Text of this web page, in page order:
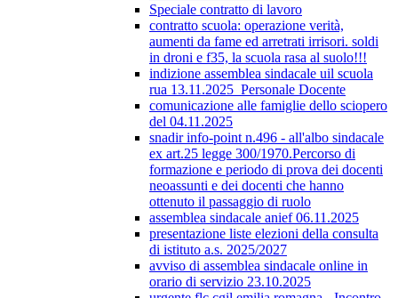
Speciale contratto di lavoro
contratto scuola: operazione verità,
aumenti da fame ed arretrati irrisori. soldi
in droni e f35, la scuola rasa al suolo!!!
indizione assemblea sindacale uil scuola
rua 13.11.2025_Personale Docente
comunicazione alle famiglie dello sciopero
del 04.11.2025
snadir info-point n.496 - all'albo sindacale
ex art.25 legge 300/1970.Percorso di
formazione e periodo di prova dei docenti
neoassunti e dei docenti che hanno
ottenuto il passaggio di ruolo
assemblea sindacale anief 06.11.2025
presentazione liste elezioni della consulta
di istituto a.s. 2025/2027
avviso di assemblea sindacale online in
orario di servizio 23.10.2025